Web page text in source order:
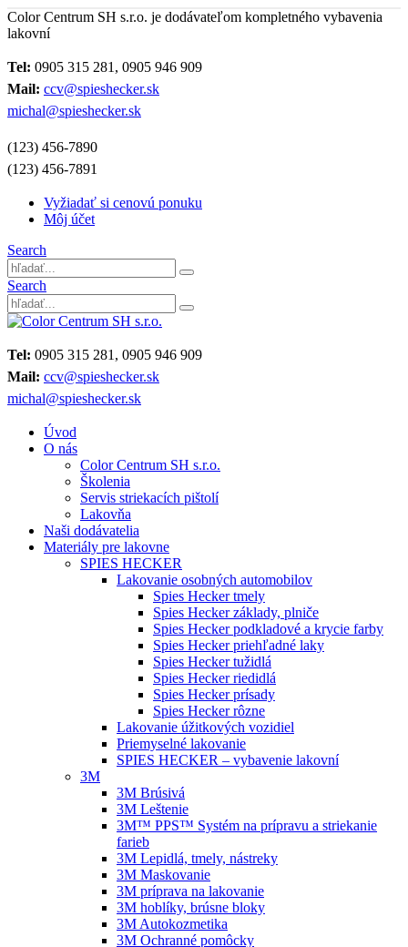
Color Centrum SH s.r.o. je dodávateľom kompletného vybavenia
lakovní
Tel: 0905 315 281, 0905 946 909
Mail: ccv@spieshecker.sk
michal@spieshecker.sk
(123) 456-7890
(123) 456-7891
Vyžiadať si cenovú ponuku
Môj účet
Search
Search
Tel: 0905 315 281, 0905 946 909
Mail: ccv@spieshecker.sk
michal@spieshecker.sk
Úvod
O nás
Color Centrum SH s.r.o.
Školenia
Servis striekacích pištolí
Lakovňa
Naši dodávatelia
Materiály pre lakovne
SPIES HECKER
Lakovanie osobných automobilov
Spies Hecker tmely
Spies Hecker základy, plniče
Spies Hecker podkladové a krycie farby
Spies Hecker priehľadné laky
Spies Hecker tužidlá
Spies Hecker riedidlá
Spies Hecker prísady
Spies Hecker rôzne
Lakovanie úžitkových vozidiel
Priemyselné lakovanie
SPIES HECKER – vybavenie lakovní
3M
3M Brúsivá
3M Leštenie
3M™ PPS™ Systém na prípravu a striekanie
farieb
3M Lepidlá, tmely, nástreky
3M Maskovanie
3M príprava na lakovanie
3M hoblíky, brúsne bloky
3M Autokozmetika
3M Ochranné pomôcky